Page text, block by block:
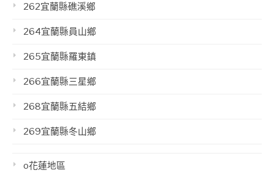
262宜蘭縣礁溪鄉
264宜蘭縣員山鄉
265宜蘭縣羅東鎮
266宜蘭縣三星鄉
268宜蘭縣五結鄉
269宜蘭縣冬山鄉
o花蓮地區